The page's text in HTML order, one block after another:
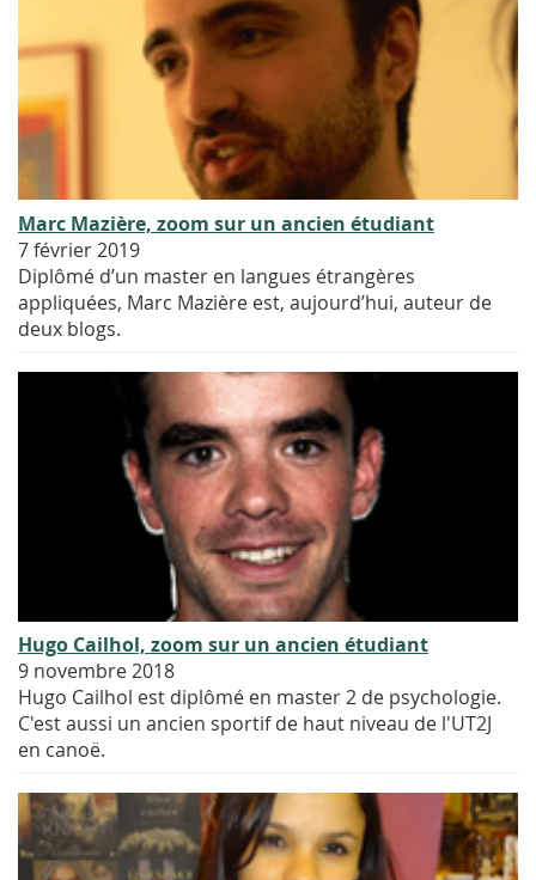
Marc Mazière, zoom sur un ancien étudiant
7 février 2019
Diplômé d’un master en langues étrangères
appliquées, Marc Mazière est, aujourd’hui, auteur de
deux blogs.
Hugo Cailhol, zoom sur un ancien étudiant
9 novembre 2018
Hugo Cailhol est diplômé en master 2 de psychologie.
C'est aussi un ancien sportif de haut niveau de l'UT2J
en canoë.